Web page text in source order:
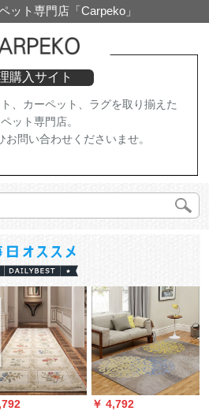
ット専門店「Carpeko」
購入サイト
、カーペット、ラグを取り揃えた
ット専門店。
問い合わせくださいませ。
￥ 4,792